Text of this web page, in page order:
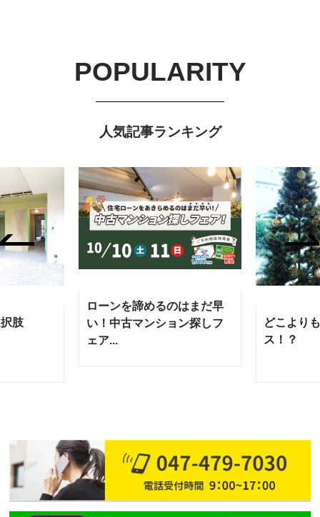
POPULARITY
人気記事ランキング
肢
ローンを諦めるのはまだ早
い！中古マンション探しフ
ェア...
どこより
ス！？